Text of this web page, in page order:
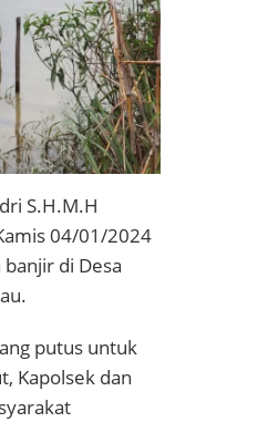
S.H.M.H
04/01/2024
di Desa
putus untuk
Kapolsek dan